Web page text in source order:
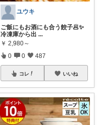
ユウキ
ご飯にもお酒にも合う餃子🥟✨
冷凍庫から出 ...
￥ 2,980～
0 0 487
コレ いいね